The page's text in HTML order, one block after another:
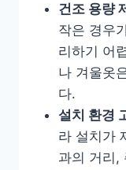
건조 용량
작은 경우
리하기 어
나 겨울옷
다.
설치 환경
라 설치가
과의 거리,